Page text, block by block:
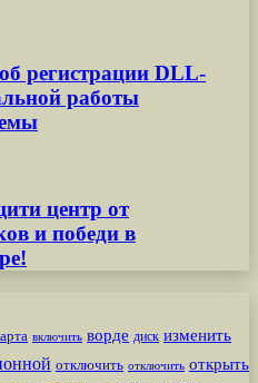
регистрации DLL-
работы
центр от
и победи в
включить ворде диск изменить
отключить отключить открыть